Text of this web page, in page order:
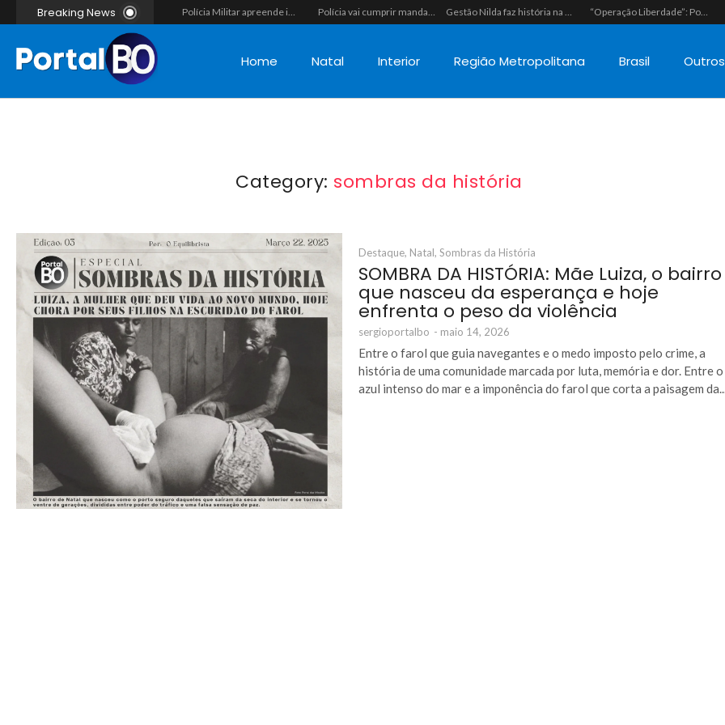
Breaking News Polícia Militar apreende indivíduo com porção de maconha durante patrulhamento em Parelhas Polícia vai cumprir mandado e acaba estourando esquema de tráfico com drogas escondidas dentro de urso de pelúcia em João Câmara Gestão Nilda faz história na segurança pública e coloca a Guarda Municipal como a primeira do RN operando fuzis “Operação Liberdade”: Polícias Civil e Militar prendem seis integrantes de grupo criminoso por tráfico de drogas em Tibau do Sul
Home Natal Interior Região Metropolitana Brasil Outros
Category: sombras da história
Destaque, Natal, Sombras da História
SOMBRA DA HISTÓRIA: Mãe Luiza, o bairro
que nasceu da esperança e hoje
enfrenta o peso da violência
sergioportalbo - maio 14, 2026
Entre o farol que guia navegantes e o medo imposto pelo crime, a
história de uma comunidade marcada por luta, memória e dor. Entre o
azul intenso do mar e a imponência do farol que corta a paisagem